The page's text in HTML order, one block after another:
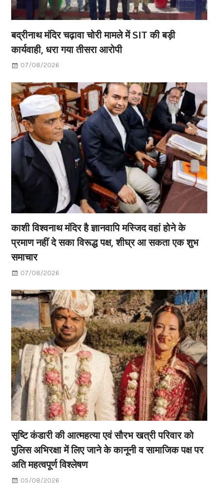
बद्रीनाथ मंदिर चढ़ावा चोरी मामले में SIT की बड़ी
कार्यवाही, धरा गया तीसरा आरोपी
07/08/2026
काशी विश्वनाथ मंदिर है ज्ञानवापि मस्जिद वहां होने के
प्रमाण नहीं दे सका विरूद्ध पक्ष, शीघ्र आ सकता एक शुभ
समाचार
07/08/2026
सृष्टि कंडारी की आत्महत्या एवं सौरभ खत्री परिवार को
पुलिस अभिरक्षा में लिए जाने के कानूनी व सामाजिक पक्ष पर
अति महत्वपूर्ण विश्लेषण
05/08/2026